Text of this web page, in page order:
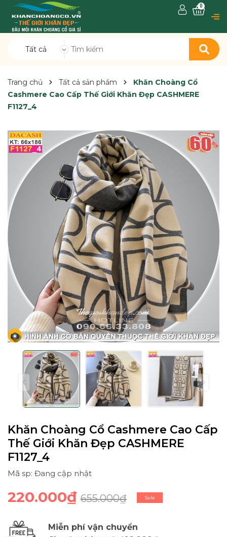
Tất cả
0
Trang chủ Tất cả sản phẩm
Khăn Choàng Cổ
Cashmere Cao Cấp Thế Giới Khăn Đẹp CASHMERE
F1127_4
Khăn Choàng Cổ Cashmere Cao Cấp
Thế Giới Khăn Đẹp CASHMERE
F1127_4
Mã sp: Đang cập nhật
220.000₫ 655.000₫ Sale
Miễn phí vận chuyển